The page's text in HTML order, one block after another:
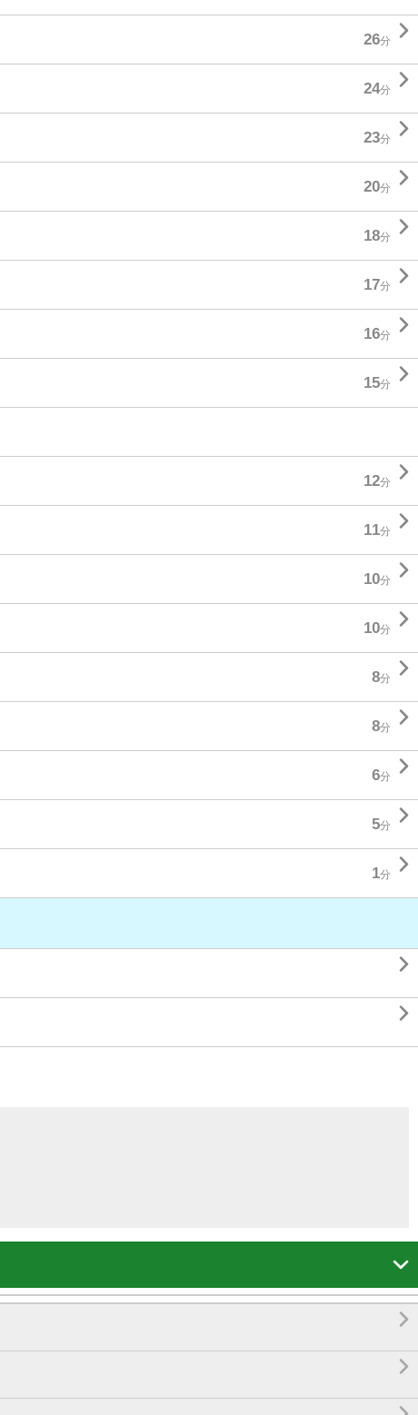
26分 
24分 
23分 
20分 
18分 
17分 
16分 
15分 
12分 
11分 
10分 
10分 
8分 
8分 
6分 
5分 
1分 




